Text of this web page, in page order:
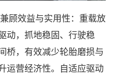
顾效益与实用性：重载放
动，抓地稳固、行驶稳
桥，有效减少轮胎磨损与
运营经济性。自适应驱动